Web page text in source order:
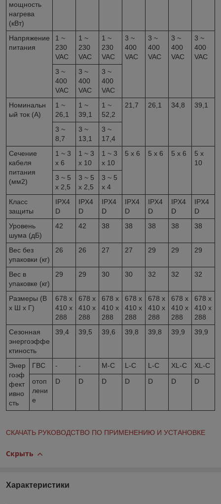
мощность
нагрева
(кВт)
Напряжение
питания
1 ~
230
VAC
1 ~
230
VAC
1 ~
230
VAC
3 ~
400
VAC
3 ~
400
VAC
3 ~
400
VAC
3 ~
400
VAC
3 ~
400
VAC
3 ~
400
VAC
3 ~
400
VAC
Номинальн
ый ток (А)
1 ~
26,1
1 ~
39,1
1 ~
52,2
21,7 26,1 34,8 39,1
3 ~
8,7
3 ~
13,1
3 ~
17,4
Сечение
кабеля
питания
(мм2)
1 ~ 3
х 6
1 ~ 3
х 10
1 ~ 3
х 10
5 х 6 5 х 6 5 х 6
5 х
10
3 ~ 5
х 2,5
3 ~ 5
х 2,5
3 ~ 5
х 4
Класс
защиты
IPX4
D
IPX4
D
IPX4
D
IPX4
D
IPX4
D
IPX4
D
IPX4
D
Уровень
шума (дБ)
42 42 38 38 38 38 38
Вес без
упаковки (кг)
26 26 27 27 29 29 29
Вес в
упаковке (кг)
29 29 30 30 32 32 32
Размеры (В
x Ш x Г)
678 х
410 х
288
678 х
410 х
288
678 х
410 х
288
678 х
410 х
288
678 х
410 х
288
678 х
410 х
288
678 х
410 х
288
Сезонная
энергоэффе
ктиность
39,4 39,5 39,6 39,8 39,8 39,9 39,9
Энер
гоэф
фект
ивно
сть
ГВС - - M-C L-C L-C XL-C
XL-C
отоп
лени
е
D D D D D D D
СКАЧАТЬ РУКОВОДСТВО ПО ПРИМЕНЕНИЮ И УСТАНОВКЕ
Скрыть
Характеристики